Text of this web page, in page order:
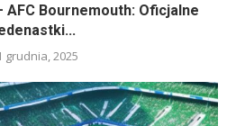
AFC Bournemouth: Oficjalne
grudnia, 2025